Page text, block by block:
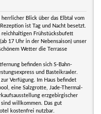
Blick über das Elbtal vom
ist Tag und Nacht besetzt.
reichhaltigen Frühstücksbufett
17 Uhr in der Nebensaison) unser
Wetter die Terrasse
befinden sich S-Bahn-
und Basteikraxler.
Verfügung. Im Haus befindet
eine Salzgrotte, Jade-Thermal-
erzgebirgischer
willkommen. Das gut
kostenfrei nutzbar.